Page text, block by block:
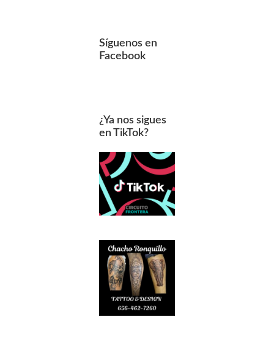
Síguenos en
Facebook
¿Ya nos sigues
en TikTok?